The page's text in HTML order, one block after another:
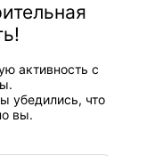
активность с
убедились, что
вы.